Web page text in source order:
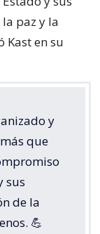
paz y la
Kast en su
y
que
sus
de la
💪